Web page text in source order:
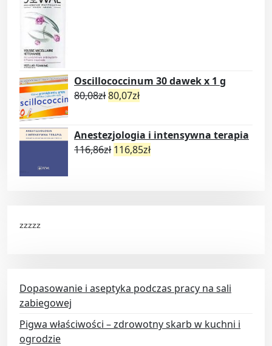
Oscillococcinum 30 dawek x 1 g
80,08zł80,07zł
Anestezjologia i intensywna terapia
116,86zł 116,85zł
zzzzz
Dopasowanie i aseptyka podczas pracy na sali
zabiegowej
Pigwa właściwości – zdrowotny skarb w kuchni i
ogrodzie